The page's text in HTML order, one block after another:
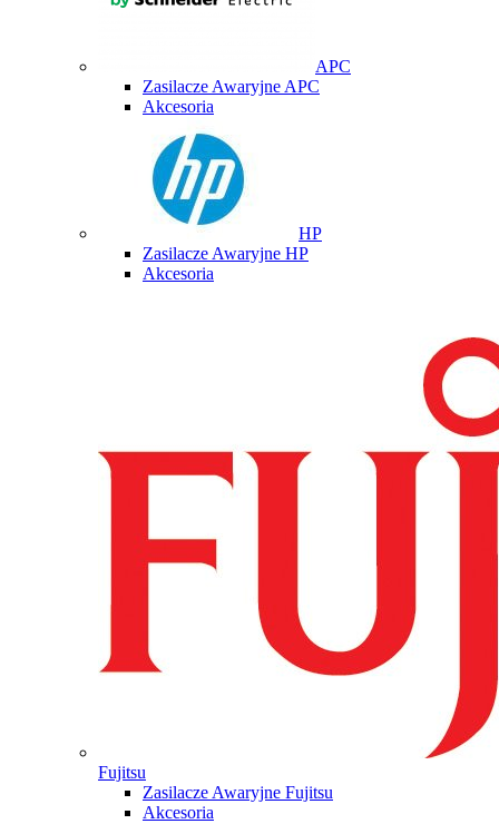
APC
Zasilacze Awaryjne APC
Akcesoria
HP
Zasilacze Awaryjne HP
Akcesoria
Fujitsu
Zasilacze Awaryjne Fujitsu
Akcesoria